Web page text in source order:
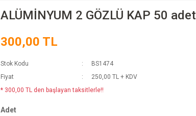
ALÜMİNYUM 2 GÖZLÜ KAP 50 adet
300,00 TL
Stok Kodu
BS1474
Fiyat
250,00 TL + KDV
* 300,00 TL den başlayan taksitlerle!!
Adet